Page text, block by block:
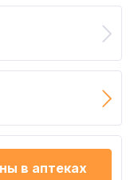
в аптеках